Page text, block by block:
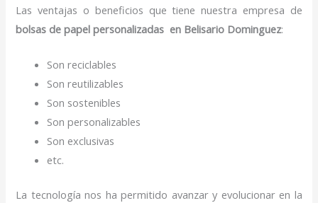
Las ventajas o beneficios que tiene nuestra empresa de
bolsas de papel personalizadas en Belisario Dominguez:
Son reciclables
Son reutilizables
Son sostenibles
Son personalizables
Son exclusivas
etc.
La tecnología nos ha permitido avanzar y evolucionar en la